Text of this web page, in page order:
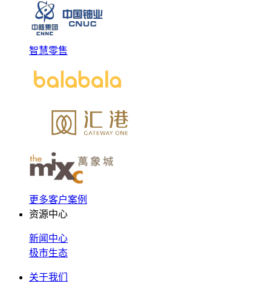
智慧零售
更多客户案例
资源中心
新闻中心
极市生态
关于我们